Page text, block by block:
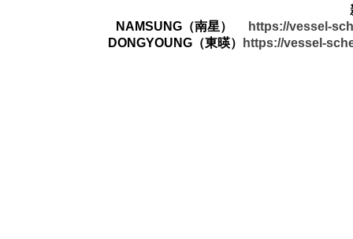
NAMSUNG（南星）
https://vessel-
DONGYOUNG（東暎）
https://vessel-